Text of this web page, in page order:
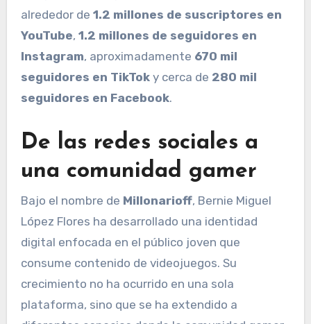
alrededor de 1.2 millones de suscriptores en
YouTube, 1.2 millones de seguidores en
Instagram, aproximadamente 670 mil
seguidores en TikToky cerca de 280 mil
seguidores en Facebook.
De las redes sociales a
una comunidad gamer
Bajo el nombre de Millonarioff, Bernie Miguel
López Flores ha desarrollado una identidad
digital enfocada en el público joven que
consume contenido de videojuegos. Su
crecimiento no ha ocurrido en una sola
plataforma, sino que se ha extendido a